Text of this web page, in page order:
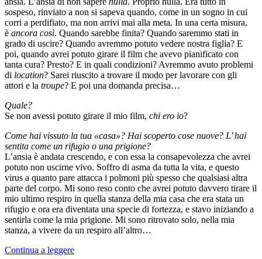
sospeso, rinviato a non si sapeva quando, come in un sogno in cui
corri a perdifiato, ma non arrivi mai alla meta. In una certa misura,
è ancora così. Quando sarebbe finita? Quando saremmo stati in
grado di uscire? Quando avremmo potuto vedere nostra figlia? E
poi, quando avrei potuto girare il film che avevo pianificato con
tanta cura? Presto? E in quali condizioni? Avremmo avuto problemi
di location? Sarei riuscito a trovare il modo per lavorare con gli
attori e la troupe? E poi una domanda precisa…
Quale?
Se non avessi potuto girare il mio film, chi ero io?
Come hai vissuto la tua «casa»? Hai scoperto cose nuove? L’ hai
sentita come un rifugio o una prigione?
L’ansia è andata crescendo, e con essa la consapevolezza che avrei
potuto non uscirne vivo. Soffro di asma da tutta la vita, e questo
virus a quanto pare attacca i polmoni più spesso che qualsiasi altra
parte del corpo. Mi sono reso conto che avrei potuto davvero tirare il
mio ultimo respiro in quella stanza della mia casa che era stata un
rifugio e ora era diventata una specie di fortezza, e stavo iniziando a
sentirla come la mia prigione. Mi sono ritrovato solo, nella mia
stanza, a vivere da un respiro all’altro…
Continua a leggere